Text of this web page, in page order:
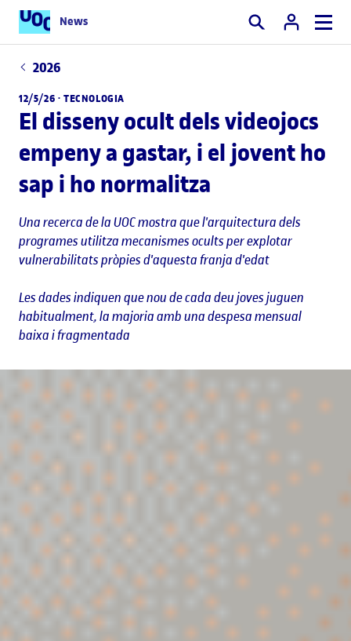
News Cercar
2026
12/5/26 · TECNOLOGIA
El disseny ocult dels videojocs
empeny a gastar, i el jovent ho
sap i ho normalitza
Una recerca de la UOC mostra que l'arquitectura dels
programes utilitza mecanismes ocults per explotar
vulnerabilitats pròpies d'aquesta franja d'edat
Les dades indiquen que nou de cada deu joves juguen
habitualment, la majoria amb una despesa mensual
baixa i fragmentada